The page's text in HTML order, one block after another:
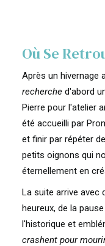
Où Se
Après un hivernage
recherche d'abord
Pierre pour l'atelier
été accueilli par
et finir par répéter
petits oignons qui
éternellement en
La suite arrive avec
heureux, de la
l'historique et
crashent pour